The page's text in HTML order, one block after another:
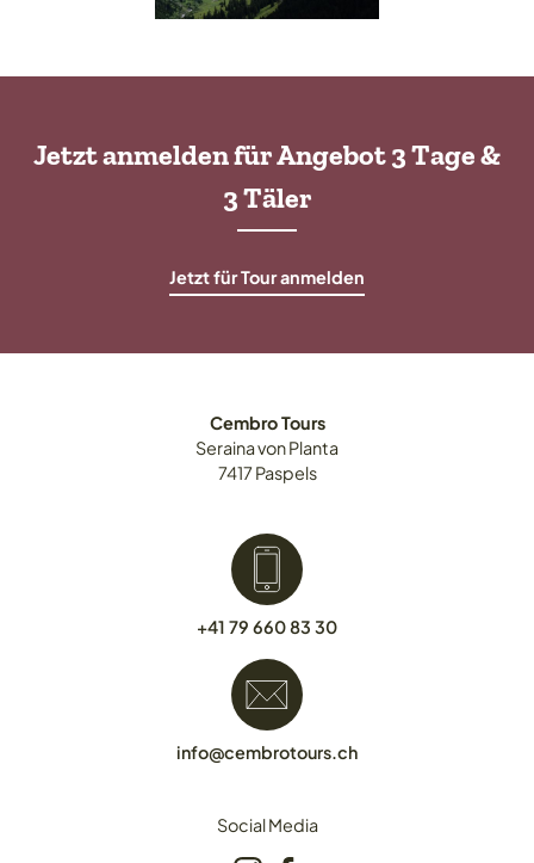
Jetzt anmelden für Angebot 3 Tage &
3 Täler
Jetzt für Tour anmelden
Cembro Tours
Serainavon Planta
7417Paspels
+41 79 660 83 30
info@cembrotours.ch
Social Media